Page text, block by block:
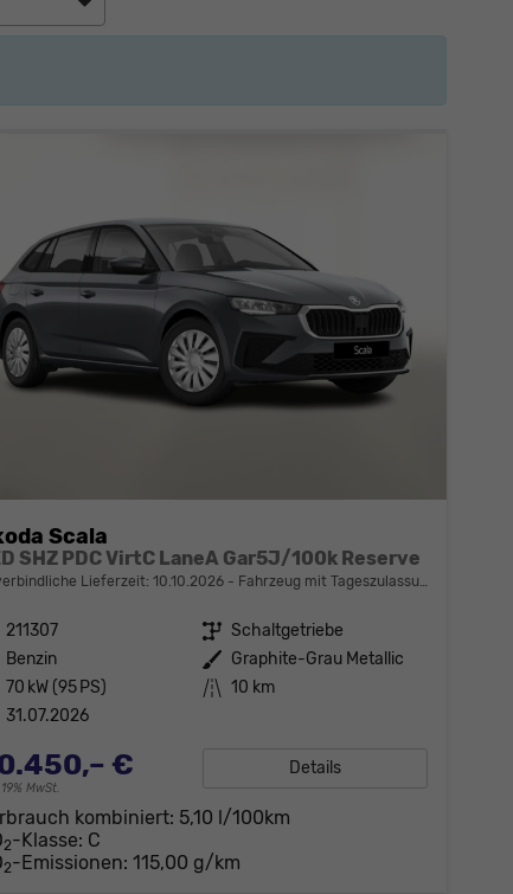
Scala
SHZ PDC VirtC LaneA Gar5J/100k Reserve
Lieferzeit: 10.10.2026 Fahrzeug mit Tageszulassung
211307 Getriebe Schaltgetriebe
Benzin Außenfarbe Graphite-Grau Metallic
70 kW (95 PS) Kilometerstand 10 km
31.07.2026
€
MwSt.
Details
kombiniert: 5,10 l/100km
2-Klasse: C
2-Emissionen: 115,00 g/km